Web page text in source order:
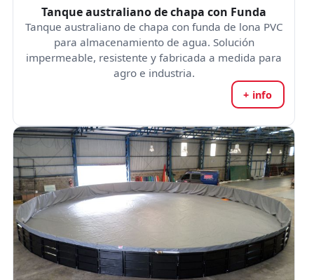
Tanque australiano de chapa con Funda
Tanque australiano de chapa con funda de lona PVC
para almacenamiento de agua. Solución
impermeable, resistente y fabricada a medida para
agro e industria.
+ info